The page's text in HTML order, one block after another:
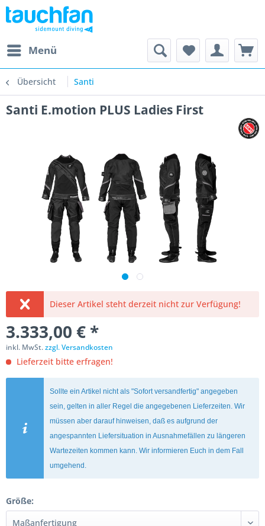
Menü
Übersicht Santi
Santi E.motion PLUS Ladies First
Dieser Artikel steht derzeit nicht zur Verfügung!
3.333,00 € *
inkl. MwSt.zzgl. Versandkosten
Lieferzeit bitte erfragen!
Sollte ein Artikel nicht als "Sofort versandfertig" angegeben
sein, gelten in aller Regel die angegebenen Lieferzeiten. Wir
müssen aber darauf hinweisen, daß es aufgrund der
angespannten Liefersituation in Ausnahmefällen zu längeren
Wartezeiten kommen kann. Wir informieren Euch in dem Fall
umgehend.
Größe: